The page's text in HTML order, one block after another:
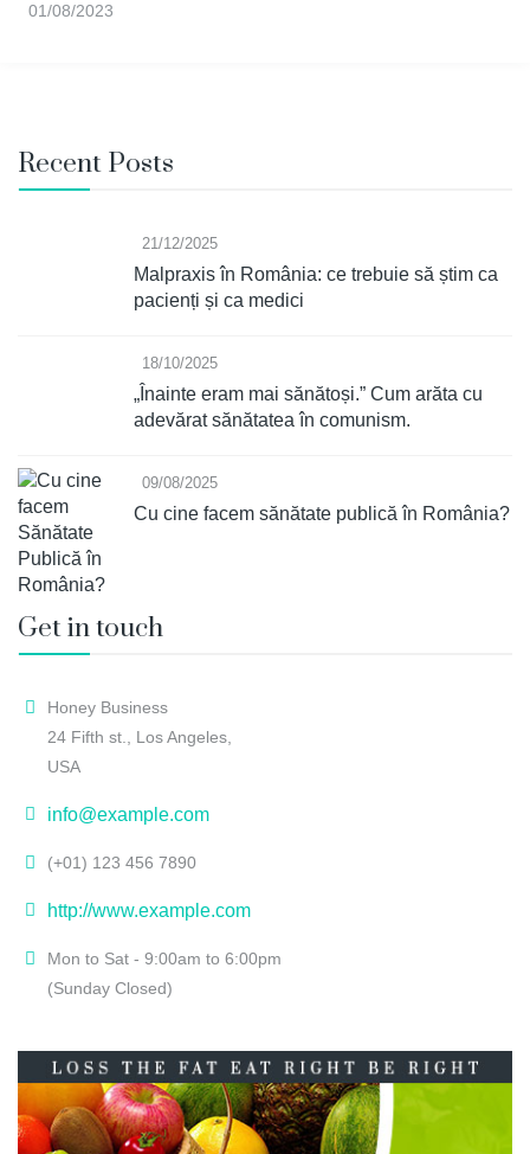
01/08/2023
Recent Posts
21/12/2025
Malpraxis în România: ce trebuie să știm ca
pacienți și ca medici
18/10/2025
„Înainte eram mai sănătoși.” Cum arăta cu
adevărat sănătatea în comunism.
09/08/2025
Cu cine facem sănătate publică în România?
Get in touch
Honey Business
24 Fifth st., Los Angeles,
USA
info@example.com
(+01) 123 456 7890
http://www.example.com
Mon to Sat - 9:00am to 6:00pm
(Sunday Closed)